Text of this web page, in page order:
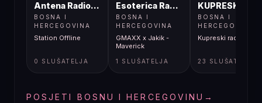
Antena Radio, Jelah Tešanj
BOSNA I
HERCEGOVINA
Station Offline
0 SLUŠATELJA
Esoterica Radio S1
BOSNA I
HERCEGOVINA
GMAXX x Jakik -
Maverick
1 SLUŠATELJA
BOSNA I
HERCEGOVINA
Kupreski radio
23 SLUŠATELJA
POSJETI BOSNU I HERCEGOVINU →